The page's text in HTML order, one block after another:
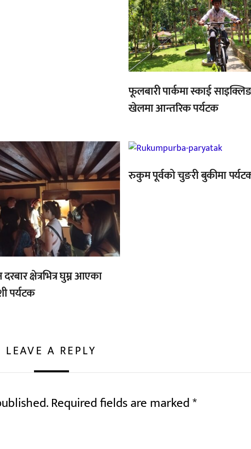
फूलबारी पार्कमा स्काई
खेलमा आन्तरिक पर्यटक
क्षेत्रभित्र घुम्न आएका
पर्यटक
रुकुम पूर्वको चुङरी बुकीमा
LEAVE A REPLY
Required fields are marked*